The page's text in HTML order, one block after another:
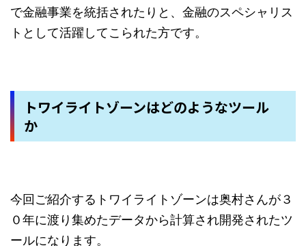
で金融事業を統括されたりと、金融のスペシャリス
トとして活躍してこられた方です。
トワイライトゾーンはどのようなツール
か
今回ご紹介するトワイライトゾーンは奥村さんが３
０年に渡り集めたデータから計算され開発されたツ
ールになります。